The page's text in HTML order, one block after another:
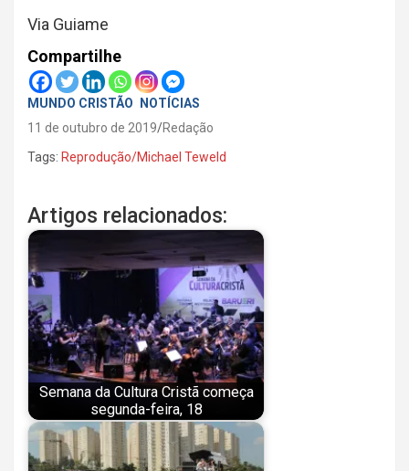
Via Guiame
Compartilhe
MUNDO CRISTÃO
NOTÍCIAS
11 de outubro de 2019 Redação
Tags: Reprodução/Michael Teweld
Artigos relacionados:
Semana da Cultura Cristã começa
segunda-feira, 18